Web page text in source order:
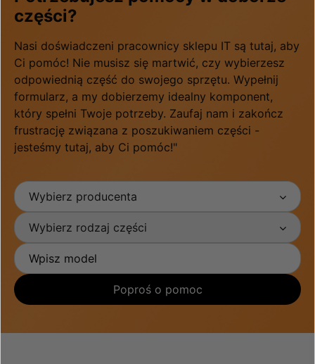
części?
Nasi doświadczeni pracownicy sklepu IT są tutaj, aby
Ci pomóc! Nie musisz się martwić, czy wybierzesz
odpowiednią część do swojego sprzętu. Wypełnij
formularz, a my dobierzemy idealny komponent,
który spełni Twoje potrzeby. Zaufaj nam i zakończ
frustrację związana z poszukiwaniem części -
jesteśmy tutaj, aby Ci pomóc!"
Wybierz producenta
Wybierz rodzaj części
Poproś o pomoc